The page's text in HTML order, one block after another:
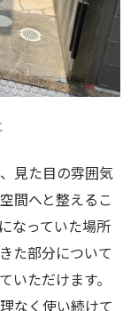
見た目の雰囲気
間へと整えるこ
なっていた場所
た部分について
いただけます。
なく使い続けて